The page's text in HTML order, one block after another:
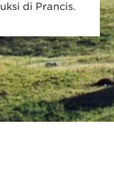
di Prancis.